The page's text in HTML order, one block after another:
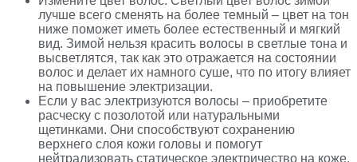
лучше всего сменять на более темный – цвет на тон
ниже поможет иметь более естественный и мягкий
вид. Зимой нельзя красить волосы в светлые тона и
высветлятся, так как это отражается на состоянии
волос и делает их намного суше, что по итогу влияет
на повышение электризации.
Если у вас электризуются волосы – приобретите
расческу с позолотой или натуральными
щетинками. Они способствуют сохранению
верхнего слоя кожи головы и помогут
нейтрализовать статическое электричество на коже.